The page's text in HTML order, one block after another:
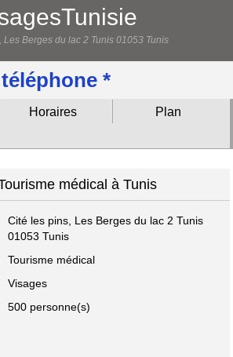
Les Berges du lac 2 Tunis 01053 Tunis
*
Horaires
Plan
médical à Tunis
Cité les pins, Les Berges du lac 2 Tunis
01053 Tunis
Tourisme médical
Visages
500 personne(s)